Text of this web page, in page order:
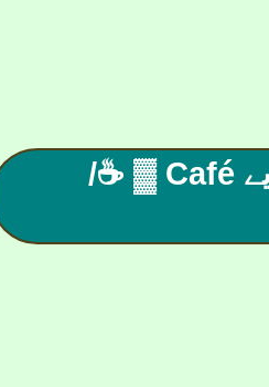
☕ ▓ المقهـ| 12 |ے الآسيـويے Café ▓ ☕/